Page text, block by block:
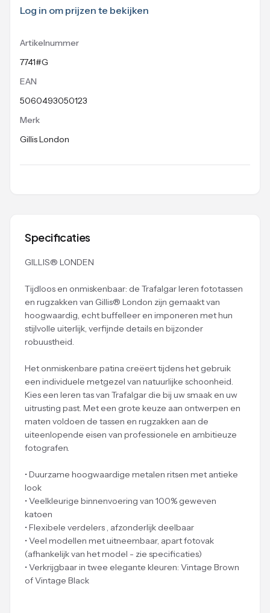
Log in om prijzen te bekijken
Artikelnummer
7741#G
EAN
5060493050123
Merk
Gillis London
Specificaties
GILLIS® LONDEN
Tijdloos en onmiskenbaar: de Trafalgar leren fototassen
en rugzakken van Gillis® London zijn gemaakt van
hoogwaardig, echt buffelleer en imponeren met hun
stijlvolle uiterlijk, verfijnde details en bijzonder
robuustheid.
Het onmiskenbare patina creëert tijdens het gebruik
een individuele metgezel van natuurlijke schoonheid.
Kies een leren tas van Trafalgar die bij uw smaak en uw
uitrusting past. Met een grote keuze aan ontwerpen en
maten voldoen de tassen en rugzakken aan de
uiteenlopende eisen van professionele en ambitieuze
fotografen.
• Duurzame hoogwaardige metalen ritsen met antieke
look
• Veelkleurige binnenvoering van 100% geweven
katoen
• Flexibele verdelers , afzonderlijk deelbaar
• Veel modellen met uitneembaar, apart fotovak
(afhankelijk van het model - zie specificaties)
• Verkrijgbaar in twee elegante kleuren: Vintage Brown
of Vintage Black